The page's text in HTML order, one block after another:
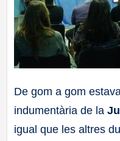
De gom a gom
indumentària de la
igual que les altres